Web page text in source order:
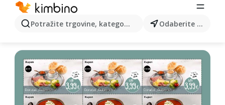
Potražite trgovine, kategorije, proizvode... Odaberite grad